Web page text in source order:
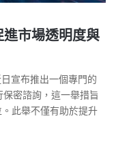
市場透明度與
宣布推出一個專門的
密諮詢，這一舉措旨
此舉不僅有助於提升